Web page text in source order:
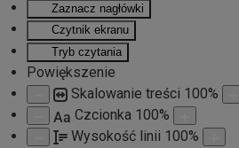
Zaznacz nagłówki
Czytnik ekranu
Tryb czytania
Powiększenie
Skalowanie treści 100%
Aa Czcionka 100%
Wysokość linii 100%